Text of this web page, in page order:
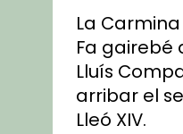
La
Fa gairebé
Lluís
arribar el
Lleó XIV.